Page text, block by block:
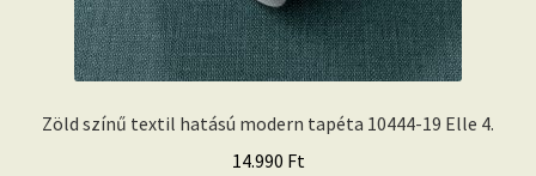
Zöld színű textil hatású modern tapéta 10444-19 Elle 4.
14.990 Ft